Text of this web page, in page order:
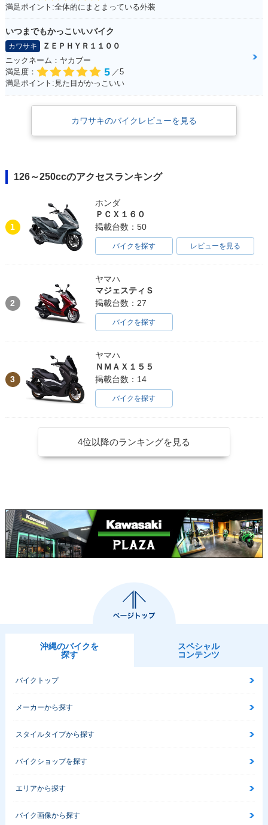
満足ポイント:全体的にまとまっている外装
いつまでもかっこいいバイク
カワサキ
ＺＥＰＨＹＲ１１００
ニックネーム：ヤカブー
満足度：
5 ／5
満足ポイント:見た目がかっこいい
カワサキのバイクレビューを見る
126～250ccのアクセスランキング
1
ホンダ
ＰＣＸ１６０
掲載台数：50
バイクを探す レビューを見る
2
ヤマハ
マジェスティＳ
掲載台数：27
バイクを探す
3
ヤマハ
ＮＭＡＸ１５５
掲載台数：14
バイクを探す
4位以降のランキングを見る
沖縄のバイクを
探す
スペシャル
コンテンツ
バイクトップ
メーカーから探す
スタイルタイプから探す
バイクショップを探す
エリアから探す
バイク画像から探す